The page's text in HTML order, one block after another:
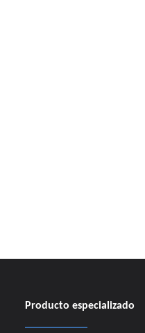
Producto especializado